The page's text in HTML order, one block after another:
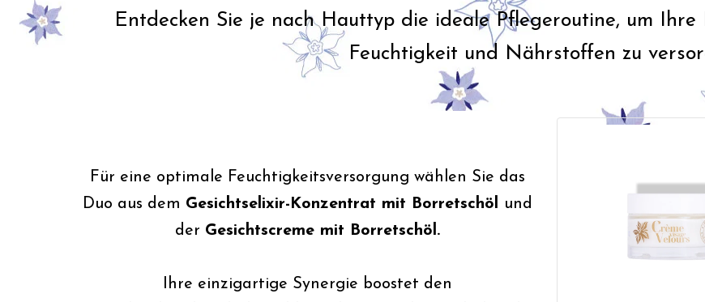
Entdecken Sie je nach Hauttyp die ideale Pflegeroutine, um
Feuchtigkeit und Nährstoffen zu
Für eine optimale Feuchtigkeitsversorgung wählen Sie das
Duo aus dem Gesichtselixir-Konzentrat mit Borretschöl und
der Gesichtscreme mit Borretschöl.
Ihre einzigartige Synergie boostet den